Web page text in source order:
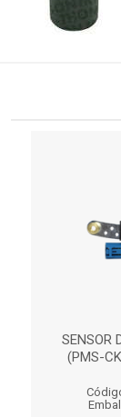
SENSOR
(PMS-